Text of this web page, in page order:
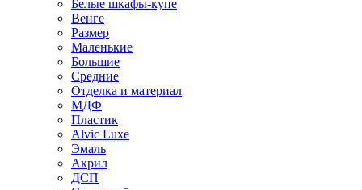
Белые шкафы-купе
Венге
Размер
Маленькие
Большие
Средние
Отделка и материал
МДФ
Пластик
Alvic Luxe
Эмаль
Акрил
ДСП